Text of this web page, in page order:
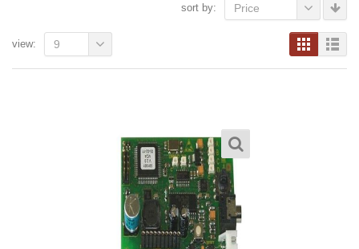
sort by: Price
view: 9